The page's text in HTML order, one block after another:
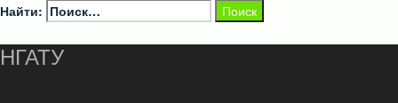
Найти:
НГАТУ